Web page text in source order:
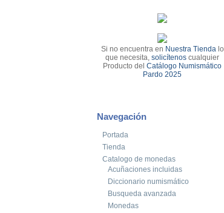
Si no encuentra en Nuestra Tienda lo
que necesita,solicítenos cualquier
Producto delCatálogo Numismático
Pardo 2025
Navegación
Portada
Tienda
Catalogo de monedas
Acuñaciones incluidas
Diccionario numismático
Busqueda avanzada
Monedas